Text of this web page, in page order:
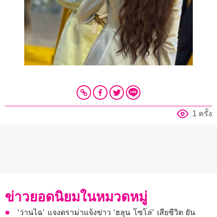
1 ครั้ง
ข่าวยอดนิยมในหมวดหมู่
‘ว่านไฉ’ แจงดราม่าแจ้งข่าว ‘ฮลุน โซโล่’ เสียชีวิต ยัน